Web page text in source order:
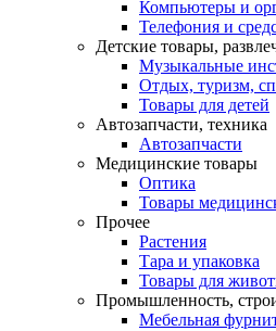
Компьютеры и
Телефония и
Детские товары,
Музыкальные
Отдых, туризм,
Товары для детей
Автозапчасти, техника
Автозапчасти
Медицинские товары
Оптика
Товары
Прочее
Растения
Тара и упаковка
Товары для
Промышленность,
Мебельная